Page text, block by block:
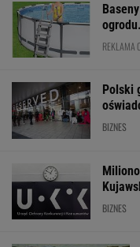
REKLAMA
Polski
BIZNES
BIZNES